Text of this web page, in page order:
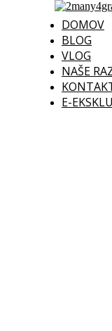
DOMOV
BLOG
VLOG
NAŠE
E-